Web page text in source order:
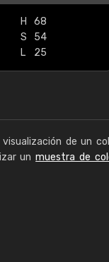
H
68
S
54
L
25
de un
unmuestra de